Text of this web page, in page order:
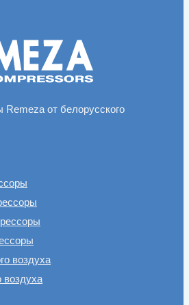
от белорусского
воздуха
воздуха